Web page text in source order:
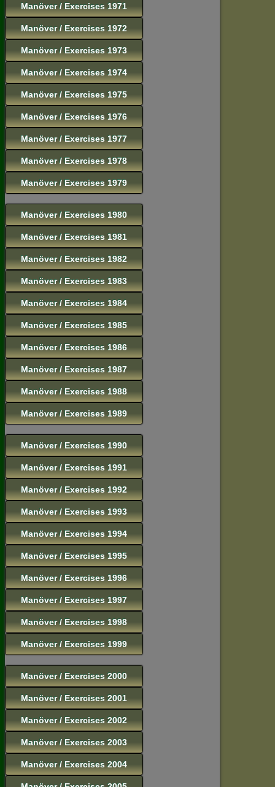
Manöver / Exercises 1971
Manöver / Exercises 1972
Manöver / Exercises 1973
Manöver / Exercises 1974
Manöver / Exercises 1975
Manöver / Exercises 1976
Manöver / Exercises 1977
Manöver / Exercises 1978
Manöver / Exercises 1979
Manöver / Exercises 1980
Manöver / Exercises 1981
Manöver / Exercises 1982
Manöver / Exercises 1983
Manöver / Exercises 1984
Manöver / Exercises 1985
Manöver / Exercises 1986
Manöver / Exercises 1987
Manöver / Exercises 1988
Manöver / Exercises 1989
Manöver / Exercises 1990
Manöver / Exercises 1991
Manöver / Exercises 1992
Manöver / Exercises 1993
Manöver / Exercises 1994
Manöver / Exercises 1995
Manöver / Exercises 1996
Manöver / Exercises 1997
Manöver / Exercises 1998
Manöver / Exercises 1999
Manöver / Exercises 2000
Manöver / Exercises 2001
Manöver / Exercises 2002
Manöver / Exercises 2003
Manöver / Exercises 2004